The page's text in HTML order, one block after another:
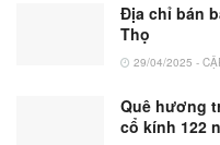
Địa chỉ bán
Thọ
29/04/2025 -
Quê hương
cổ kính 122